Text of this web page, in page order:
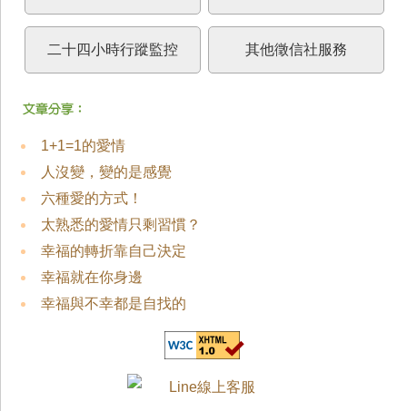
二十四小時行蹤監控 其他徵信社服務
1+1=1的愛情
人沒變，變的是感覺
六種愛的方式！
太熟悉的愛情只剩習慣？
幸福的轉折靠自己決定
幸福就在你身邊
幸福與不幸都是自找的